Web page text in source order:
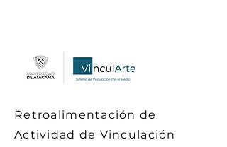
Retroalimentación de
Actividad de Vinculación